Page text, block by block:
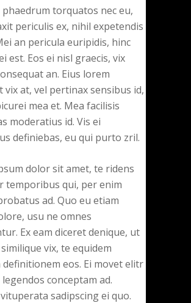
torquatos nec eu,
periculis ex, nihil expetendis
an pericula euripidis, hinc
est. Eos ei nisl graecis, vix
an. Eius lorem
vix at, vel pertinax sensibus id,
mea et. Mea facilisis
moderatius id. Vis ei
definiebas, eu qui purto zril.
dolor sit amet, te ridens
temporibus qui, per enim
ad. Quo eu etiam
usu ne omnes
Ex eam diceret denique, ut
vix, te equidem
eos. Ei movet elitr
legendos conceptam ad.
sadipscing ei quo.